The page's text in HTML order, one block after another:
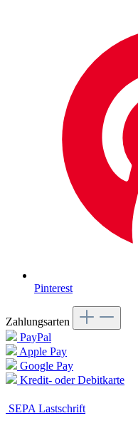
Pinterest
Zahlungsarten
PayPal
Apple Pay
Google Pay
Kredit- oder Debitkarte